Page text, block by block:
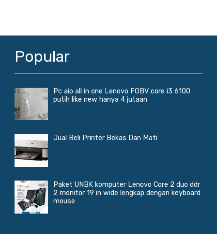
Popular
Pc aio all in one Lenovo FOBV core i3 6100
putih like new hanya 4 jutaan
Jual Beli Printer Bekas Dan Mati
Paket UNBK komputer Lenovo Core 2 duo ddr
2 monitor 19 in wide lengkap dengan keyboard
mouse